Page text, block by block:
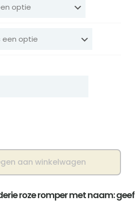
aan winkelwagen
roze romper met naam: geef